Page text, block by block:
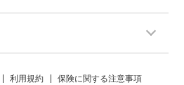
利用規約
保険に関する注意事項